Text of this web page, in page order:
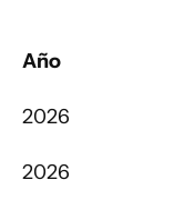
Año
2026
2026